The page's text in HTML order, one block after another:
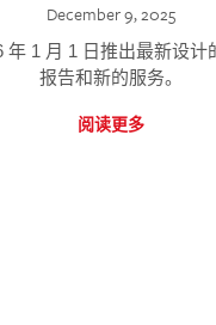
December 9, 2025
年 1 月 1 日推出最新设计
报告和新的服务。
阅读更多